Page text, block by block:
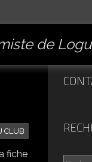
de
CLUB
fiche